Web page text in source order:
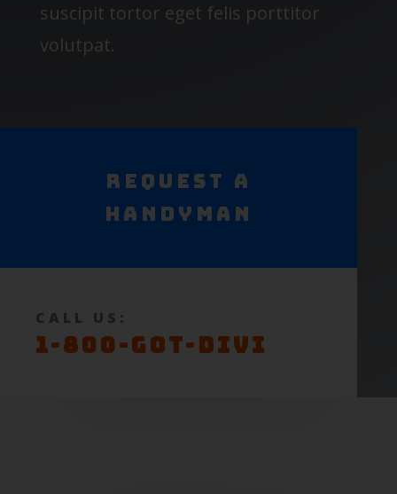
suscipit tortor eget felis porttitor
volutpat.
Request a
Handyman
CALL US:
1-800-GOT-DIVI